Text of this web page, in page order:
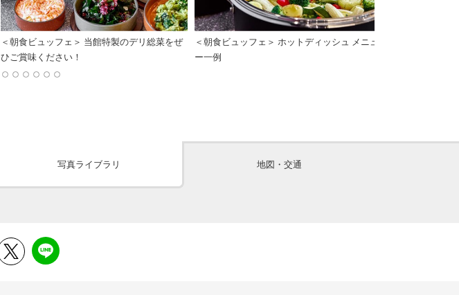
＜朝食ビュッフェ＞ 当館特製のデリ総菜をぜ
ひご賞味ください！
＜朝食ビュッフェ＞ ホットディッシュ メニュ
ー一例
写真ライブラリ 地図・交通